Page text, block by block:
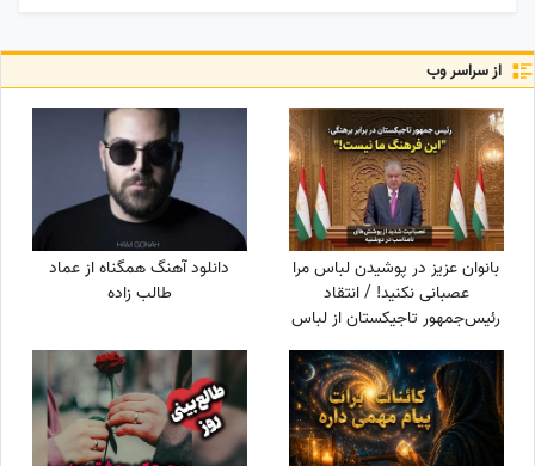
از سراسر وب
بانوان عزیز در پوشیدن لباس مرا
عصبانی نکنید! / انتقاد
رئیس‌جمهور تاجیکستان از لباس
زنان در این کشور: ناخن‌های
رنگ‌شده و لباس‌های تا زیر زانو یا
لخت چه معنایی دارد؟
دانلود آهنگ همگناه از عماد
طالب زاده